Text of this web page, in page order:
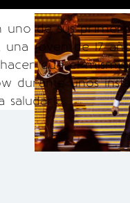
uno de sus
una joven de 17
que el
durante unos
saludarla.